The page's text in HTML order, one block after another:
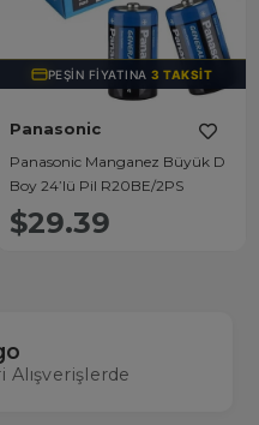
PEŞIN FIYATINA3 TAKSIT
Panasonic
Panasonic Manganez Büyük D
Boy 24’lü Pil R20BE/2PS
$29.39
Alışverişlerde